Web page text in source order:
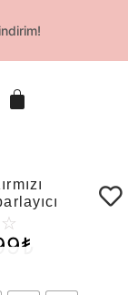
☆
₺